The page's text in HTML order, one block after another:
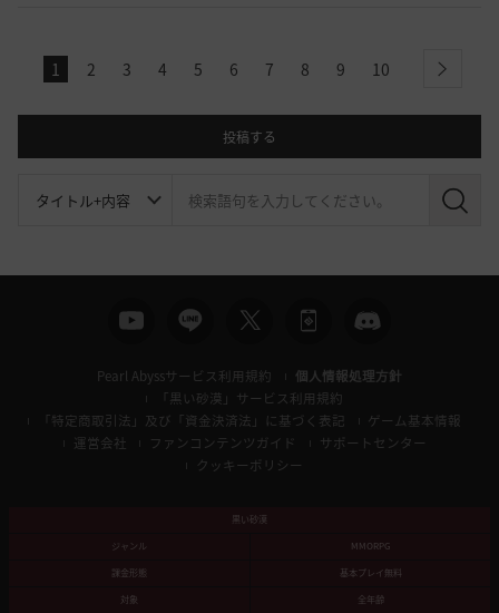
1 2 3 4 5 6 7 8 9 10 next
投稿する
検
Pearl Abyssサービス利用規約
個人情報処理方針
「黒い砂漠」サービス利用規約
「特定商取引法」及び「資金決済法」に基づく表記
ゲーム基本情報
運営会社
ファンコンテンツガイド
サポートセンター
クッキーポリシー
黒い砂漠
ジャンル
MMORPG
課金形態
基本プレイ無料
対象
全年齢